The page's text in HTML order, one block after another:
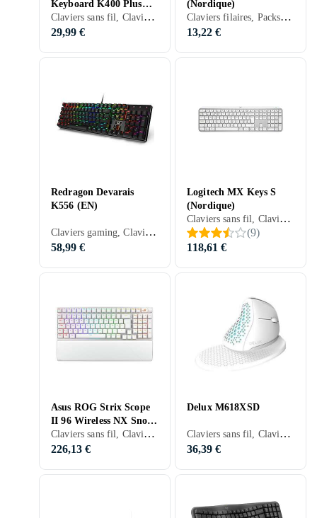
Keyboard K400 Plus
(FR)
Claviers sans fil, Claviers ergonomiques, Français, PC, Mac, SmartTV, Tablettes, Ergonomiquement
29,99 €
(Nordique)
Claviers filaires, Packs clavier et souris, Claviers ergonomiques, Mécanique, Nordique, PC, Mac, Standard
13,22 €
Redragon Devarais
K556 (EN)
Claviers gaming, Claviers mécaniques, Claviers ergonomiques, Mécanique, Anglais, PC, Standard
58,99 €
Logitech MX Keys S
(Nordique)
Claviers sans fil, Claviers mécaniques, Claviers ergonomiques, Membran, Nordique, PC, Mac, Tablettes, Ergonomiquement
(9)
118,61 €
Asus ROG Strix Scope
II 96 Wireless NX Snow
Switch (DE)
Claviers sans fil, Claviers filaires, Claviers gaming, Claviers mécaniques, Claviers ergonomiques, Mécanique, Ergonomiquement
226,13 €
Delux M618XSD
Claviers sans fil, Claviers gaming, Packs clavier et souris, Claviers ergonomiques, Ergonomiquement
36,39 €